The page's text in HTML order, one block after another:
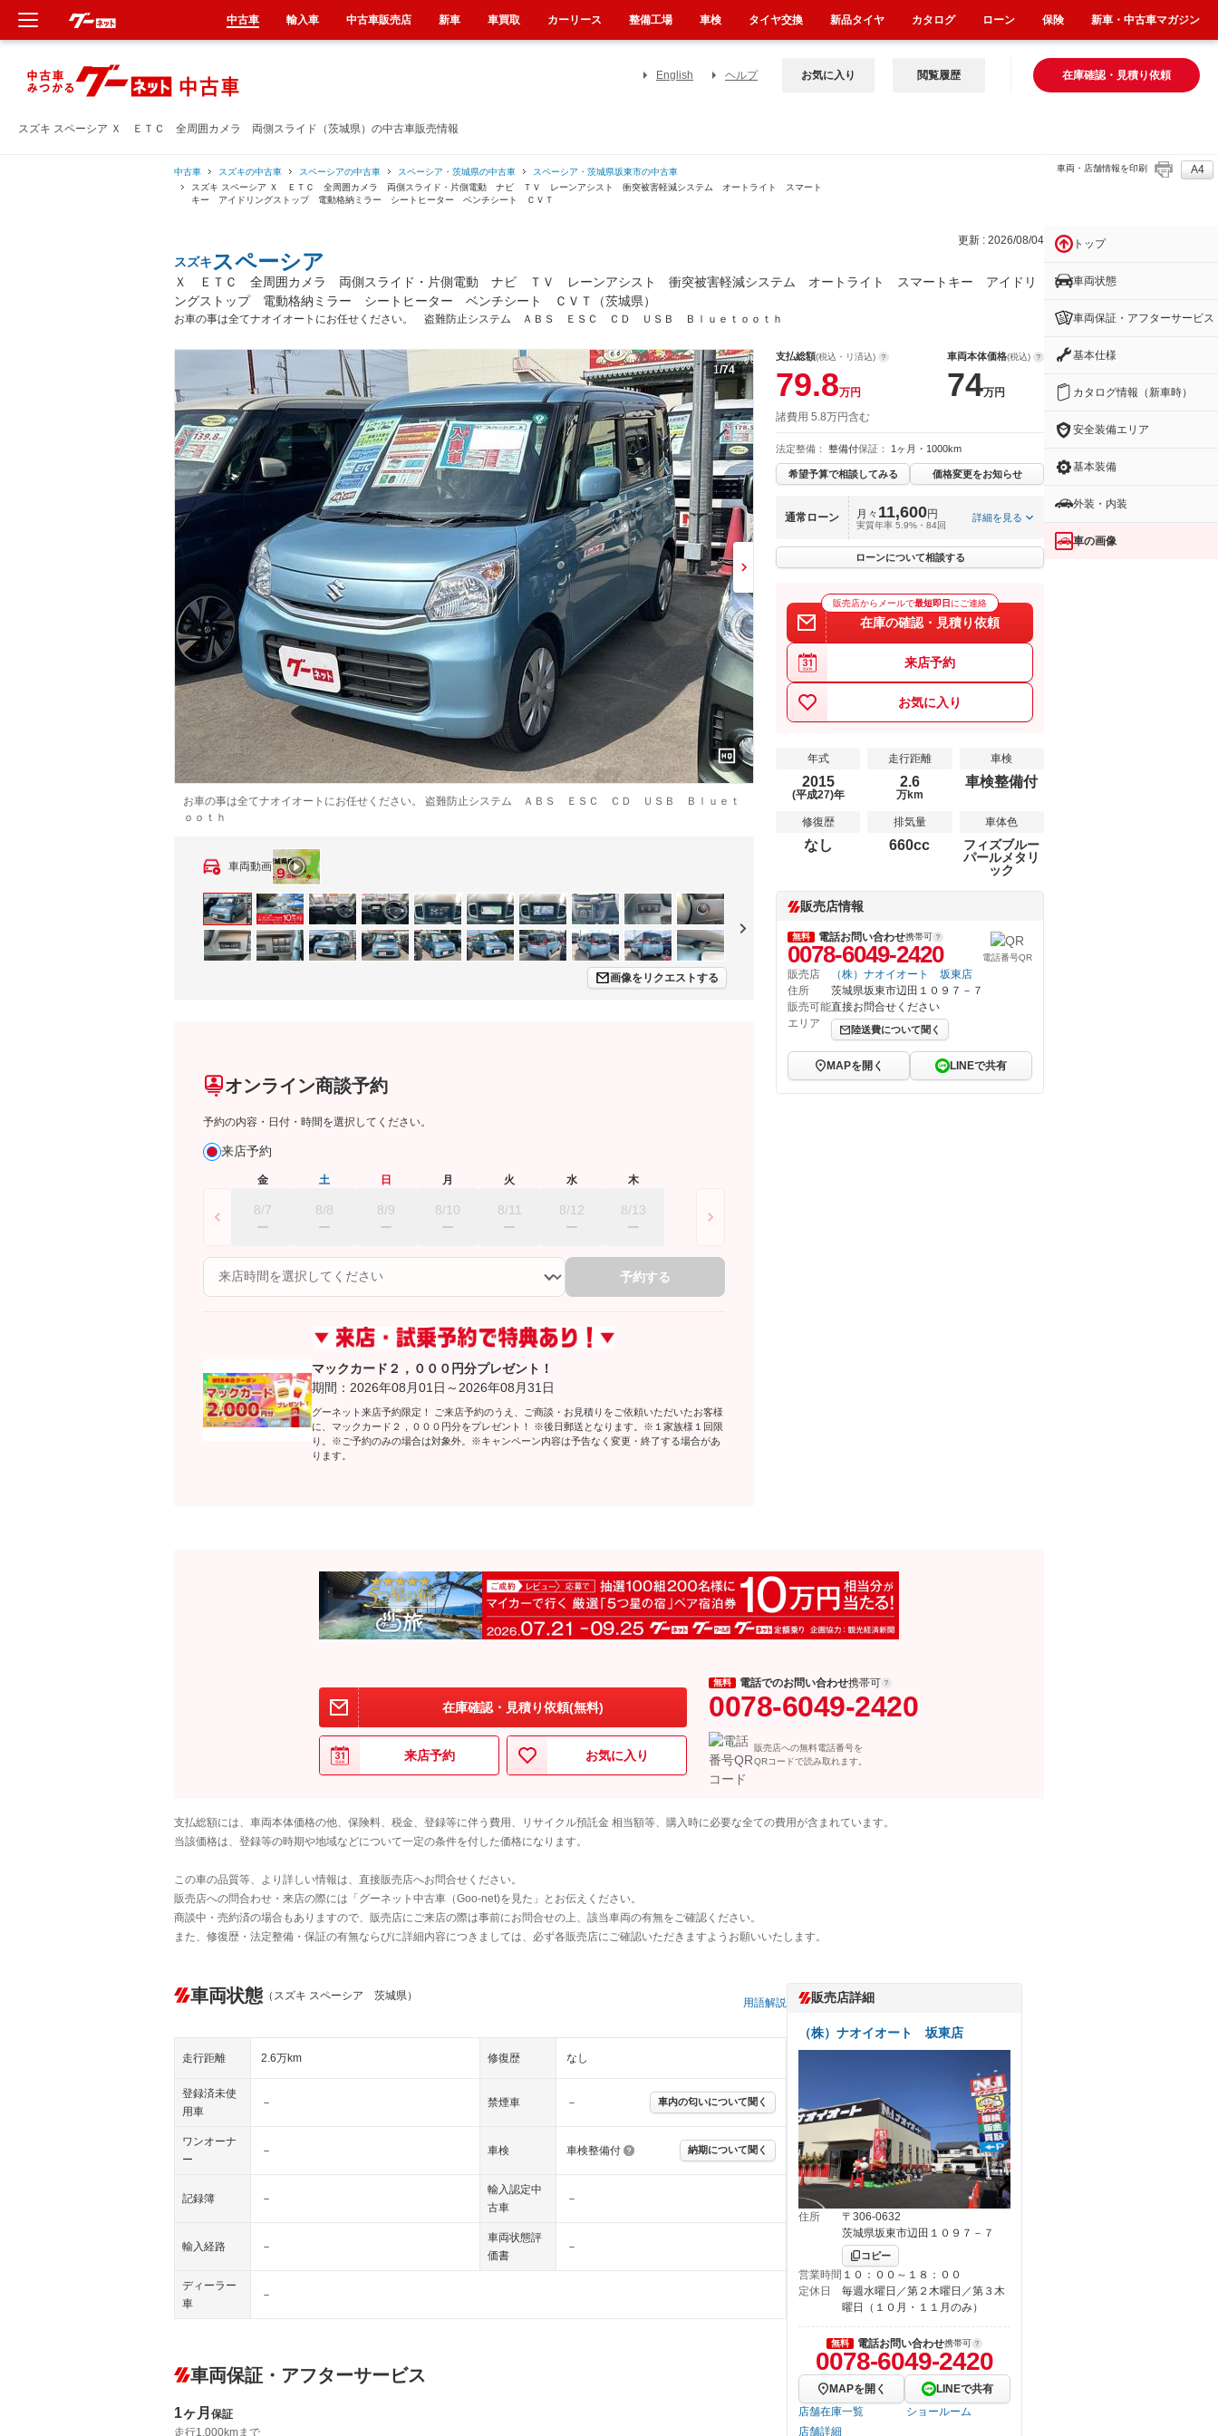
スズキ スペーシア Ｘ ＥＴＣ 全周囲カメラ 両側スライド（茨城県）の中古車販売情報
English ヘルプ 在庫確認・見積り依頼
お気に入り 閲覧履歴
中古車 スズキの中古車 スペーシアの中古車 スペーシア・茨城県の中古車
スペーシア・茨城県坂東市の中古車
スズキ スペーシア Ｘ ＥＴＣ 全周囲カメラ 両側スライド・片側電動 ナビ ＴＶ レーンアシスト 衝突被害軽減システム オートライト スマート
キー アイドリングストップ 電動格納ミラー シートヒーター ベンチシート ＣＶＴ
車両・店舗情報を印刷 A4
更新 : 2026/08/04
スズキスペーシア
Ｘ ＥＴＣ 全周囲カメラ 両側スライド・片側電動 ナビ ＴＶ レーンアシスト 衝突被害軽減システム オートライト スマートキー アイドリ
ングストップ 電動格納ミラー シートヒーター ベンチシート ＣＶＴ（茨城県）
お車の事は全てナオイオートにお任せください。 盗難防止システム ＡＢＳ ＥＳＣ ＣＤ ＵＳＢ Ｂｌｕｅｔｏｏｔｈ
1/74
お車の事は全てナオイオートにお任せください。 盗難防止システム ＡＢＳ ＥＳＣ ＣＤ ＵＳＢ Ｂｌｕｅｔ
ｏｏｔｈ
車両動画
画像をリクエストする
オンライン商談予約
予約の内容・日付・時間を選択してください。
来店予約
金
8/7
土
8/8
日
8/9
月
8/10
火
8/11
水
8/12
木
8/13
予約する
マックカード２，０００円分プレゼント！
期間：2026年08月01日～2026年08月31日
グーネット来店予約限定！ ご来店予約のうえ、ご商談・お見積りをご依頼いただいたお客様
に、マックカード２，０００円分をプレゼント！ ※後日郵送となります。※１家族様１回限
り。※ご予約のみの場合は対象外。※キャンペーン内容は予告なく変更・終了する場合があ
ります。
支払総額(税込・リ済込)
79.8万円
車両本体価格(税込)
74万円
諸費用 5.8万円含む
法定整備： 整備付保証： 1ヶ月・1000km
希望予算で相談してみる 価格変更をお知らせ
通常ローン 月々 11,600円
実質年率 5.9%・84回
詳細を見る
ローンについて相談する
販売店からメールで最短即日 にご連絡
在庫の確認・見積り依頼
来店予約
お気に入り
年式
2015
(平成27)年
走行距離
2.6
万km
車検
車検整備付
修復歴
なし
排気量
660cc
車体色
フィズブルー
パールメタリ
ック
販売店情報
無料 電話お問い合わせ携帯可
0078-6049-2420 電話番号QR
販売店
（株）ナオイオート 坂東店
住所
茨城県坂東市辺田１０９７－７
販売可能
エリア
直接お問合せください
陸送費について聞く
MAPを開く LINEで共有
在庫確認・見積り依頼(無料)
来店予約 お気に入り
無料 電話でのお問い合わせ携帯可
0078-6049-2420
販売店への無料電話番号を
QRコードで読み取れます。
支払総額には、車両本体価格の他、保険料、税金、登録等に伴う費用、リサイクル預託金 相当額等、購入時に必要な全ての費用が含まれています。
当該価格は、登録等の時期や地域などについて一定の条件を付した価格になります。
この車の品質等、より詳しい情報は、直接販売店へお問合せください。
販売店への問合わせ・来店の際には「グーネット中古車（Goo-net)を見た」とお伝えください。
商談中・売約済の場合もありますので、販売店にご来店の際は事前にお問合せの上、該当車両の有無をご確認ください。
また、修復歴・法定整備・保証の有無ならびに詳細内容につきましては、必ず各販売店にご確認いただきますようお願いいたします。
車両状態 （スズキ スペーシア 茨城県）
用語解説
走行距離 2.6万km 修復歴 なし
登録済未使
用車
－ 禁煙車 － 車内の匂いについて聞く
ワンオーナ
ー
－ 車検 車検整備付 納期について聞く
記録簿 －
輸入認定中
古車
－
輸入経路 －
車両状態評
価書
－
ディーラー
車
－
車両保証・アフターサービス
1ヶ月 保証
走行1,000kmまで
販売店詳細
（株）ナオイオート 坂東店
住所
〒306-0632
茨城県坂東市辺田１０９７－７
コピー
営業時間 １０：００～１８：００
定休日
毎週水曜日／第２木曜日／第３木
曜日（１０月・１１月のみ）
無料 電話お問い合わせ携帯可
0078-6049-2420
MAPを開く
LINEで共有
店舗在庫一覧
ショールーム
店舗詳細
トップ
車両状態
車両保証・アフターサービス
基本仕様
カタログ情報（新車時）
安全装備エリア
基本装備
外装・内装
車の画像
中古車 輸入車 中古車販売店 新車 車買取 カーリース 整備工場 車検 タイヤ交換 新品タイヤ カタログ ローン 保険 新車・中古車マガジン
新車
中古車